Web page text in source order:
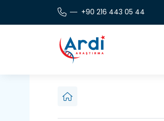
+90 216 443 05 44